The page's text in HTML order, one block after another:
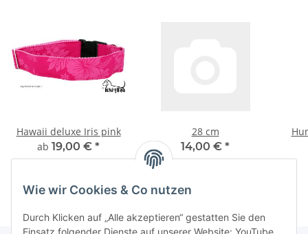
Hawaii deluxe Iris pink
ab 19,00 € *
28 cm
14,00 € *
Wie wir Cookies & Co nutzen
Durch Klicken auf „Alle akzeptieren“ gestatten Sie den